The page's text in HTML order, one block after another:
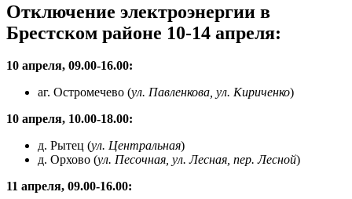
Отключение электроэнергии в
Брестском районе 10-14 апреля:
10 апреля, 09.00-16.00:
аг. Остромечево (ул. Павленкова, ул. Кириченко)
10 апреля, 10.00-18.00:
д. Рытец (ул. Центральная)
д. Орхово (ул. Песочная, ул. Лесная, пер. Лесной)
11 апреля, 09.00-16.00: